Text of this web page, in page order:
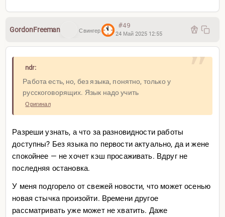
GordonFreeman Свингер
#49
24 Май 2025 12:55
ndr:
Работа есть, но, без языка, понятно, только у
русскоговорящих. Язык надо учить
Оригинал
Разреши узнать, а что за разновидности работы
доступны? Без языка по первости актуально, да и жене
спокойнее — не хочет кэш просаживать. Вдруг не
последняя остановка.
У меня подгорело от свежей новости, что может осенью
новая стычка произойти. Времени другое
рассматривать уже может не хватить. Даже